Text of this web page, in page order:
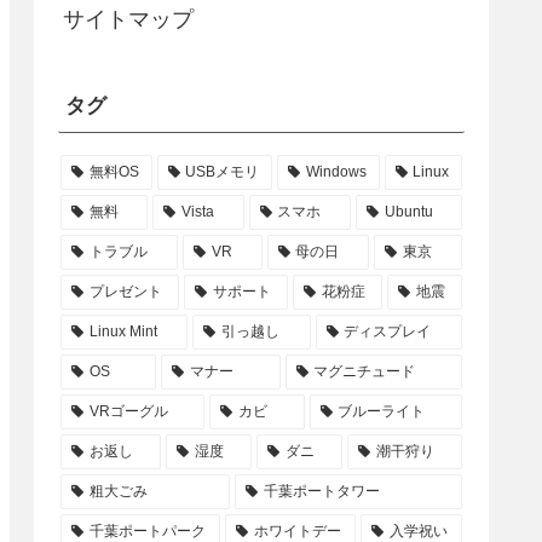
サイトマップ
タグ
無料OS USBメモリ Windows Linux
無料 Vista スマホ Ubuntu
トラブル VR 母の日 東京
プレゼント サポート 花粉症 地震
Linux Mint 引っ越し ディスプレイ
OS マナー マグニチュード
VRゴーグル カビ ブルーライト
お返し 湿度 ダニ 潮干狩り
粗大ごみ 千葉ポートタワー
千葉ポートパーク ホワイトデー 入学祝い